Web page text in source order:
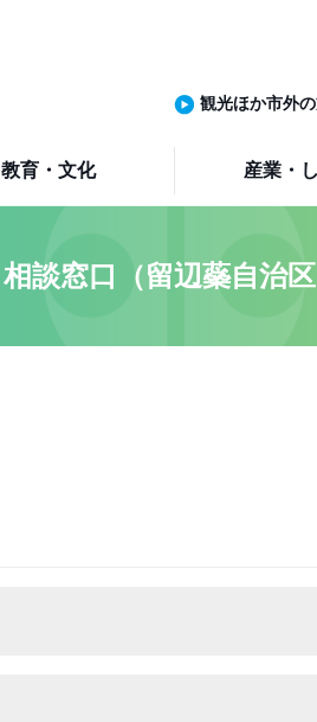
教育・文化 産業・
観光ほか市外
相談窓口（留辺蘂自治区